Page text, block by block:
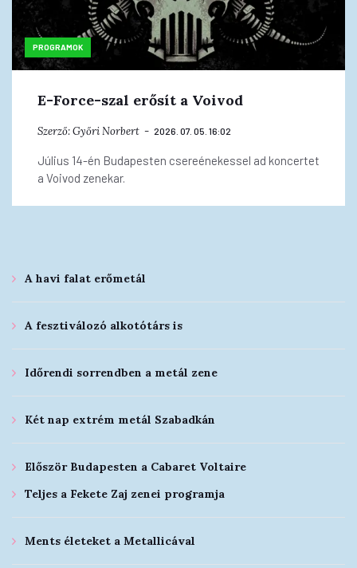
PROGRAMOK
E-Force-szal erősít a Voivod
Szerző:Győri Norbert 2026. 07. 05. 16:02
Július 14-én Budapesten csereénekessel ad koncertet
a Voivod zenekar.
A havi falat erőmetál
A fesztiválozó alkotótárs is
Időrendi sorrendben a metál zene
Két nap extrém metál Szabadkán
Először Budapesten a Cabaret Voltaire
Teljes a Fekete Zaj zenei programja
Ments életeket a Metallicával